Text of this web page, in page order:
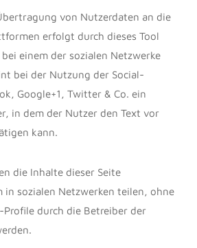
von Nutzerdaten an die
erfolgt durch dieses Tool
einem der sozialen Netzwerke
bei der Nutzung der Social-
Google+1, Twitter & Co. ein
in dem der Nutzer den Text vor
kann.
die Inhalte dieser Seite
in sozialen Netzwerken teilen, ohne
durch die Betreiber der